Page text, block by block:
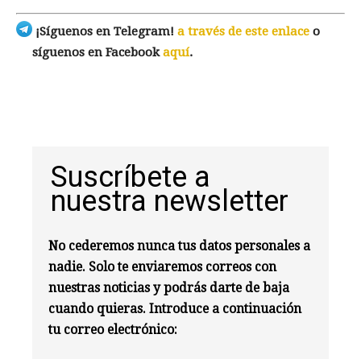
¡Síguenos en Telegram! a través de este enlace o
síguenos en Facebookaquí.
Suscríbete a
nuestra newsletter
No cederemos nunca tus datos personales a
nadie. Solo te enviaremos correos con
nuestras noticias y podrás darte de baja
cuando quieras. Introduce a continuación
tu correo electrónico: